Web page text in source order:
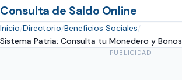
Consulta de Saldo Online
Inicio Directorio Beneficios Sociales
Sistema Patria: Consulta tu Monedero y Bonos
PUBLICIDAD